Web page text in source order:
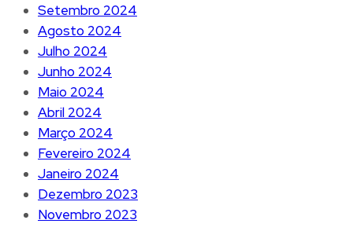
Setembro 2024
Agosto 2024
Julho 2024
Junho 2024
Maio 2024
Abril 2024
Março 2024
Fevereiro 2024
Janeiro 2024
Dezembro 2023
Novembro 2023